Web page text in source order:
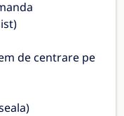
de centrare pe